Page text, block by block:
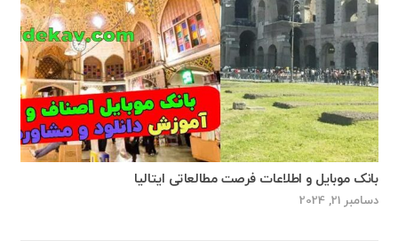
بانک موبایل و اطلاعات فرصت مطالعاتی ایتالیا
دسامبر 21, 2024